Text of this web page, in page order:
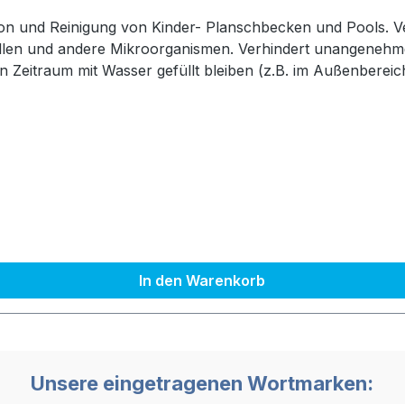
und Reinigung von Kinder- Planschbecken und Pools.
und andere Mikroorganis­men. Verhindert
Zeitraum mit Wasser gefüllt bleiben (z.B. im
Flasche von Kindern fernhalten. Schädlich für
In den Warenkorb
Unsere eingetragenen Wortmarken: